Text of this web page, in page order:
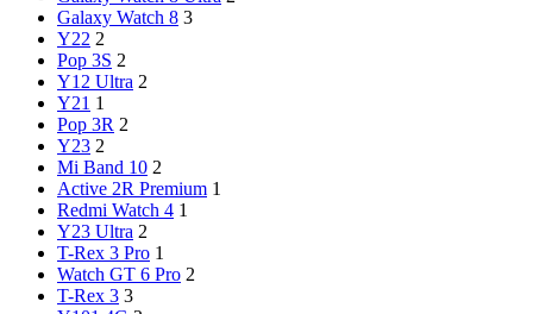
Galaxy Watch 8 3
Y22 2
Pop 3S 2
Y12 Ultra 2
Y21 1
Pop 3R 2
Y23 2
Mi Band 10 2
Active 2R Premium 1
Redmi Watch 4 1
Y23 Ultra 2
T-Rex 3 Pro 1
Watch GT 6 Pro 2
T-Rex 3 3